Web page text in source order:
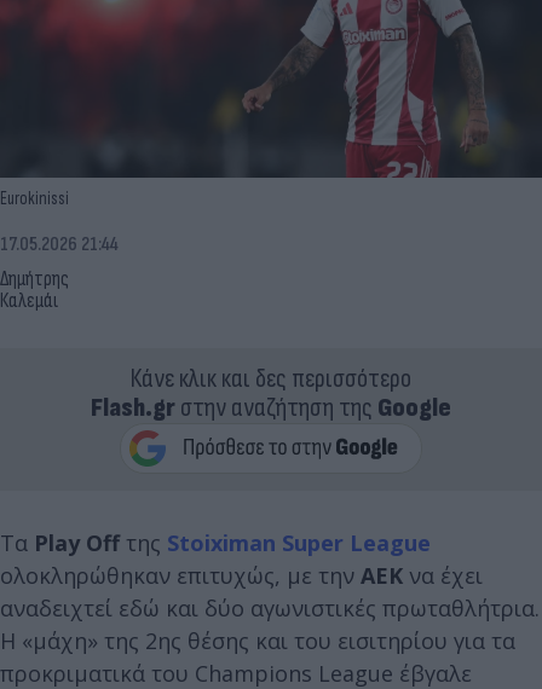
Eurokinissi
Δημήτρης
Καλεμάι
17.05.2026 21:44
Κάνε κλικ και δες περισσότερο
Flash.grστην αναζήτηση της Google
Τα Play Offτης Stoiximan Super League
ολοκληρώθηκαν επιτυχώς, με την ΑΕΚ να έχει
αναδειχτεί εδώ και δύο αγωνιστικές πρωταθλήτρια.
Η «μάχη» της 2ης θέσης και του εισιτηρίου για τα
προκριματικά του Champions League έβγαλε